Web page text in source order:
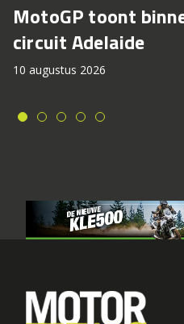
MotoGP toont
circuit Adelaide
10 augustus 2026